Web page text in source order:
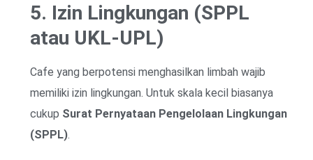
5. Izin Lingkungan (SPPL
atau UKL-UPL)
Cafe yang berpotensi menghasilkan limbah wajib
memiliki izin lingkungan. Untuk skala kecil biasanya
cukup Surat Pernyataan Pengelolaan Lingkungan
(SPPL).